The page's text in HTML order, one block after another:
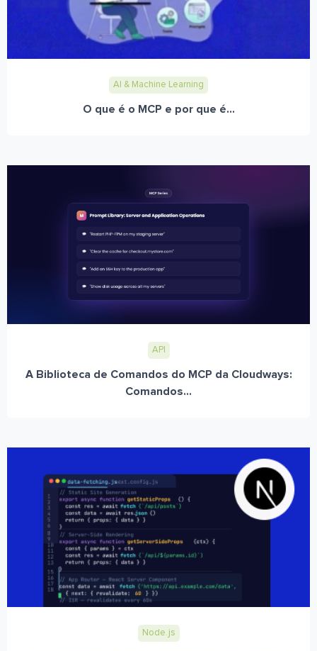
AI & Machine Learning
O que é o MCP e por que é...
API
A Biblioteca de Comandos do MCP da Cloudways:
Comandos...
Node.js